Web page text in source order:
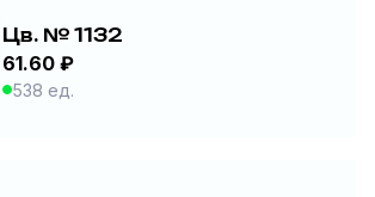
Цв. № 1132
61.60 ₽
538 ед.